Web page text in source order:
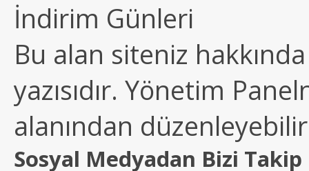
İndirim Günleri
Bu alan siteniz
yazısıdır. Yönetim
alanından
Sosyal Medyadan Bizi Takip